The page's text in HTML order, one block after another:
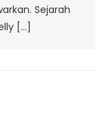
Sejarah
[…]